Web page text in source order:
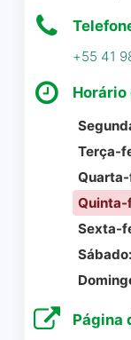
+55 41
Horário
Terça-
Quinta-
Sexta-
Sábado:
Página